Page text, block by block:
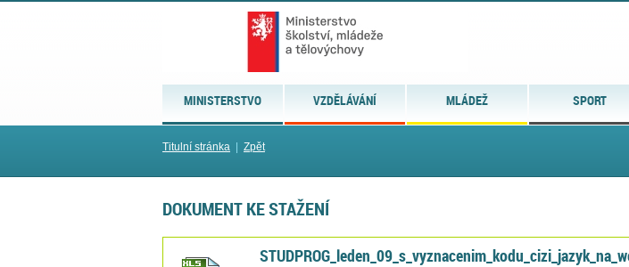
MINISTERSTVO VZDĚLÁVÁNÍ MLÁDEŽ SPORT
Titulní stránka Zpět
DOKUMENT KE STAŽENÍ